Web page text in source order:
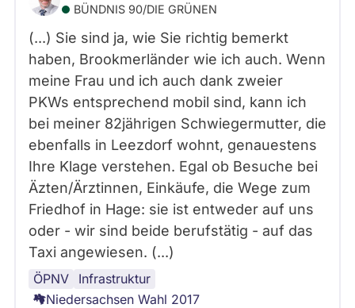
BÜNDNIS 90/­DIE GRÜNEN
(...) Sie sind ja, wie Sie richtig bemerkt
haben, Brookmerländer wie ich auch. Wenn
meine Frau und ich auch dank zweier
PKWs entsprechend mobil sind, kann ich
bei meiner 82jährigen Schwiegermutter, die
ebenfalls in Leezdorf wohnt, genauestens
Ihre Klage verstehen. Egal ob Besuche bei
Äzten/Ärztinnen, Einkäufe, die Wege zum
Friedhof in Hage: sie ist entweder auf uns
oder - wir sind beide berufstätig - auf das
Taxi angewiesen. (...)
ÖPNV Infrastruktur
Verkehr
Mobilität
Niedersachsen Wahl 2017